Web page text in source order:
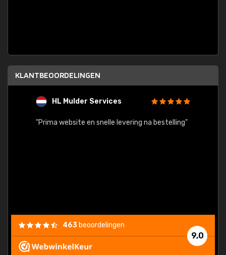
KLANTBEOORDELINGEN
HL Mulder Services
"Prima website en snelle levering na bestelling"
9,0
463 beoordelingen